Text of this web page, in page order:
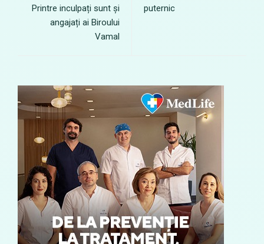
Printre inculpați sunt și
angajați ai Biroului
Vamal
puternic